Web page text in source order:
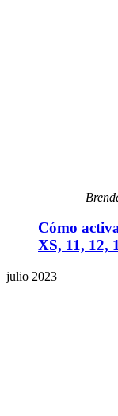
Cómo
XS, 11, 12,
julio 2023